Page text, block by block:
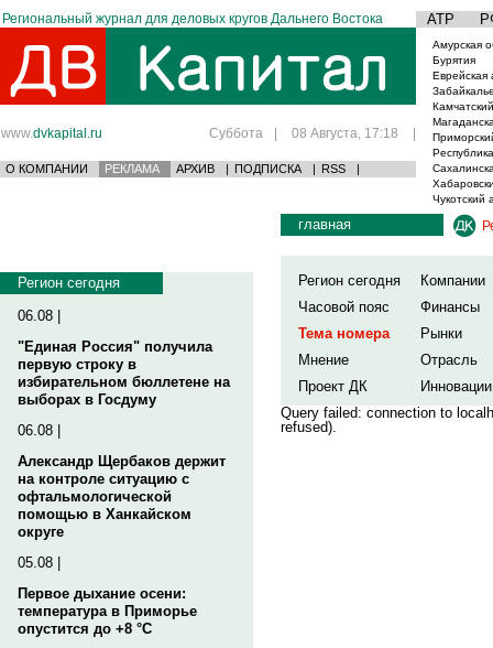
Региональный журнал для деловых кругов Дальнего Востока АТР
www.dvkapital.ru Суббота | 08 Августа, 17:18 |
О КОМПАНИИ РЕКЛАМА АРХИВ | ПОДПИСКА | RSS |
Амурская
Бурятия
Еврейская
Чукотский
Регион сегодня
06.08 |
"Единая Россия" получила
первую строку в
избирательном бюллетене на
выборах в Госдуму
06.08 |
Александр Щербаков держит
на контроле ситуацию с
офтальмологической
помощью в Ханкайском
округе
05.08 |
Первое дыхание осени:
температура в Приморье
опустится до +8 °C
главная
Регион сегодня
Компании
Часовой пояс
Финансы
Тема номера
Рынки
Мнение
Отрасль
Проект ДК
Инновации
Query failed: connection to
refused).